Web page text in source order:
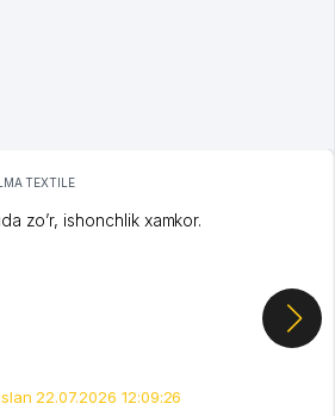
TEXTILE
zo’r, ishonchlik xamkor.
22.07.2026 12:09:26